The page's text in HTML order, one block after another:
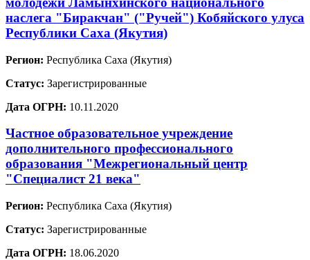
наслега "Биракчан" ("Ручей") Кобяйского улуса
Республики Саха (Якутия)
Регион: Республика Саха (Якутия)
Статус: Зарегистрированные
Дата ОГРН: 10.11.2020
Частное образовательное учреждение
дополнительного профессионального
образования "Межрегиональный центр
"Специалист 21 века"
Регион: Республика Саха (Якутия)
Статус: Зарегистрированные
Дата ОГРН: 18.06.2020